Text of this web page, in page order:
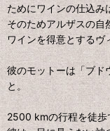
ためにワインの仕込み
そのためアルザスの自
ワインを得意とするヴ
彼のモットーは「ブド
と。
2500 kmの行程を徒歩